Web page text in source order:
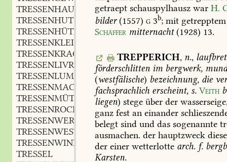
TRESSENHAUBE
TRESSENHUT
TRESSENHÜTLEIN
TRESSENKLEID
TRESSENKRAGEN
TRESSENLIVRÉE
TRESSENLUMPEN
TRESSENMACHER
TRESSENMÜTZE
TRESSENROCK
TRESSENWERK
TRESSENWESTE
TRESSENWINKEL
TRESSEL
getraept schauspylhausz war H.
bilder (1557) g 3b; mit getrepptem
Schäffer mitternacht (1928) 13.
TREPPERICH, n.,
förderschlitten im bergwerk,
(westfälische) bezeichnung, die
fachsprachlich erscheint, s. Veith
liegen) stege über der
ganz fest an einander
belegt sind und das sogenannte
ausmachen. der hauptzweck
der einer wetterlotte arch. f.
Karsten.